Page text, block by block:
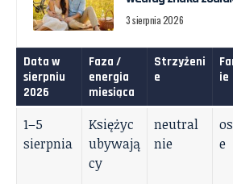
3 sierpnia 2026
Data w
sierpniu
2026
Faza /
energia
miesiąca
Strzyżeni
e
ie
1–5
sierpnia
Księżyc
ubywają
cy
neutral
nie
e